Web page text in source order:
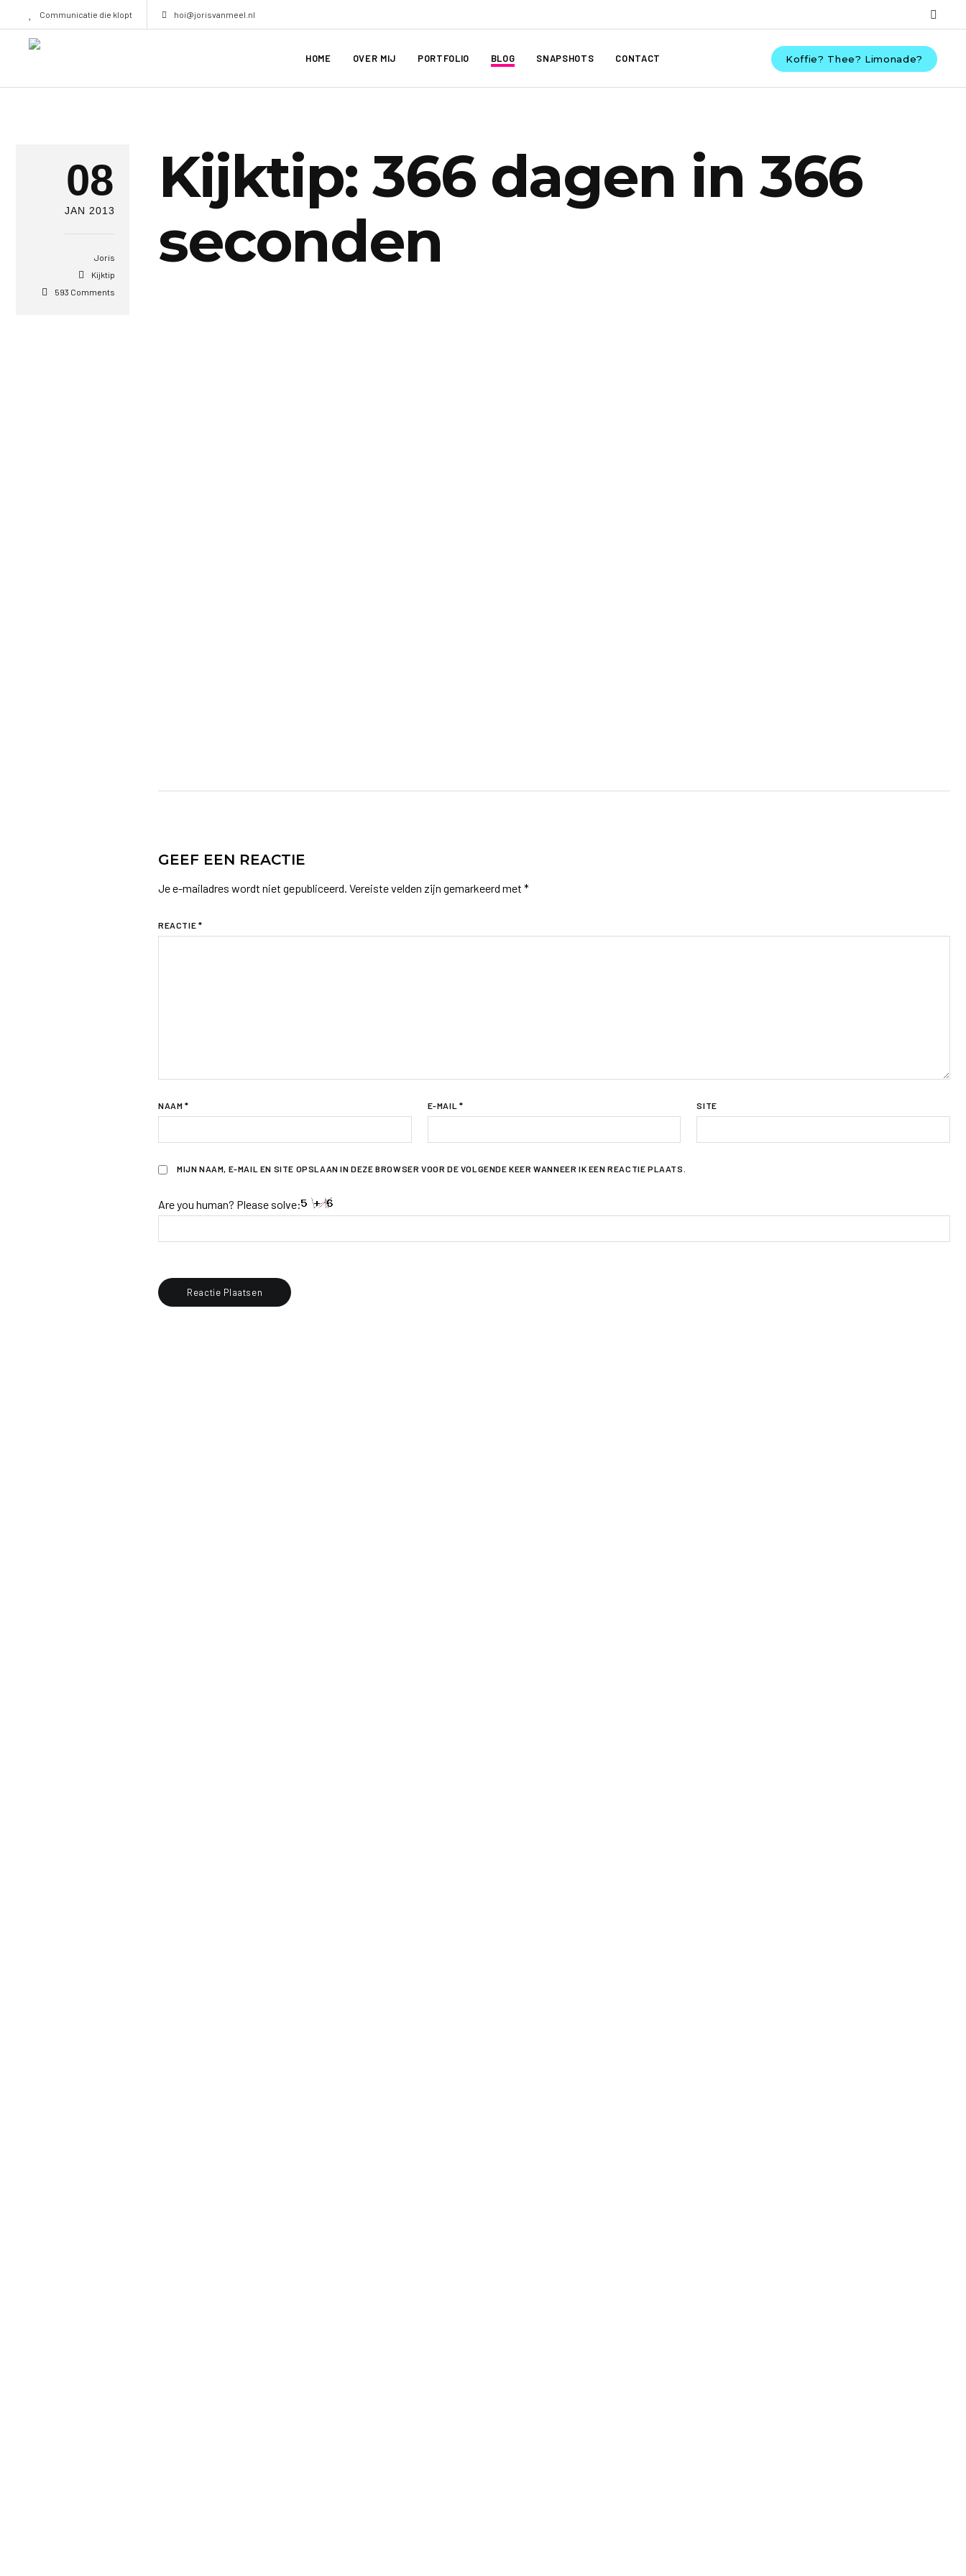
Communicatie die klopt hoi@jorisvanmeel.nl
HOME OVER MIJ PORTFOLIO BLOG SNAPSHOTS CONTACT Koffie? Thee? Limonade?
08
JAN 2013
Joris
Kijktip
593 Comments
Kijktip: 366 dagen in 366
seconden
GEEF EEN REACTIE
Je e-mailadres wordt niet gepubliceerd. Vereiste velden zijn gemarkeerd met *
REACTIE *
NAAM * E-MAIL * SITE
MIJN NAAM, E-MAIL EN SITE OPSLAAN IN DEZE BROWSER VOOR DE VOLGENDE KEER WANNEER IK EEN REACTIE PLAATS.
Are you human? Please solve: